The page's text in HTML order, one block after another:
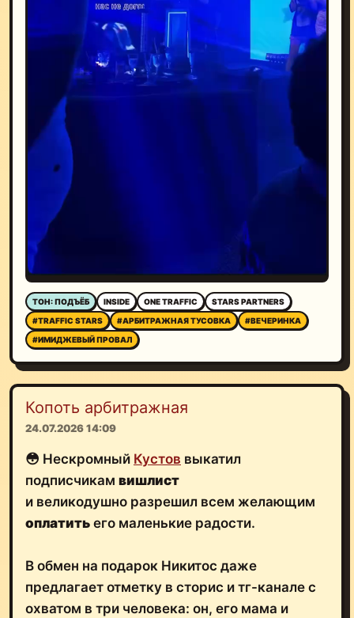
ТОН: ПОДЪЁБ INSIDE ONE TRAFFIC
STARS PARTNERS
#TRAFFIC STARS
#АРБИТРАЖНАЯ ТУСОВКА
#ВЕЧЕРИНКА
#ИМИДЖЕВЫЙ ПРОВАЛ
Копоть арбитражная
24.07.2026 14:09
😳 Нескромный Кустов выкатил
подписчикам вишлист
и великодушно разрешил всем желающим
оплатить его маленькие радости.
В обмен на подарок Никитос даже
предлагает отметку в сторис и тг-канале с
охватом в три человека: он, его мама и